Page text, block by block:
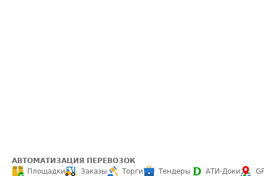
АВТОМАТИЗАЦИЯ ПЕРЕВОЗОК
Площадки
Заказы Торги Тендеры АТИ-Доки